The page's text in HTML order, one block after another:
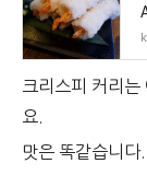
크리스피 커리
요.
맛은 똑같습니다.